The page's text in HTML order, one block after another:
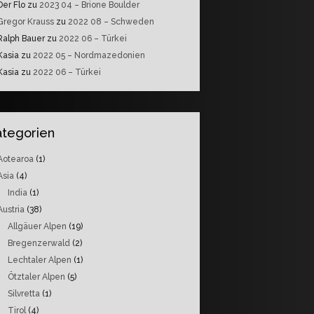
Flo zu 2023 04 – Brione Boulder
Krauss zu 2022 08 – Schweden
Bauerzu 2022 06 – Türkei
zu 2022 05 – Nordmazedonien
zu 2022 06 – Türkei
(1)
(4)
India (1)
(38)
Allgäuer Alpen (19)
Bregenzerwald (2)
Lechtaler Alpen (1)
Ötztaler Alpen (5)
Silvretta (1)
Tirol(4)